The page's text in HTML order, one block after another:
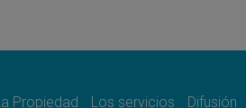
Propiedad Los servicios Difusión